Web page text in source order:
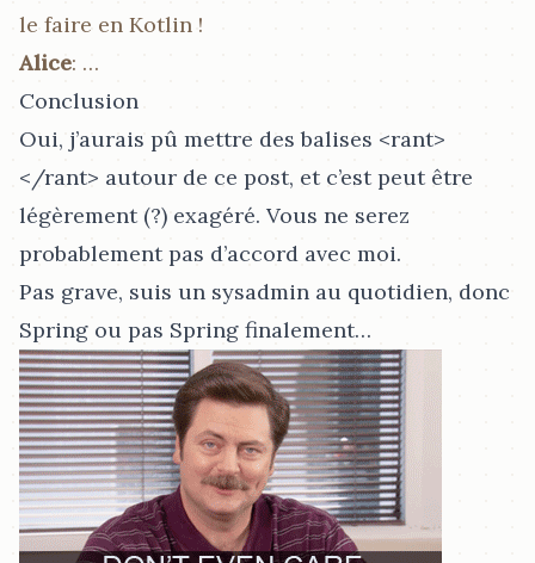
le faire en Kotlin !
Alice: …​
Conclusion
Oui, j’aurais pû mettre des balises <rant>
</rant> autour de ce post, et c’est peut être
légèrement (?) exagéré. Vous ne serez
probablement pas d’accord avec moi.
Pas grave, suis un sysadmin au quotidien, donc
Spring ou pas Spring finalement…​